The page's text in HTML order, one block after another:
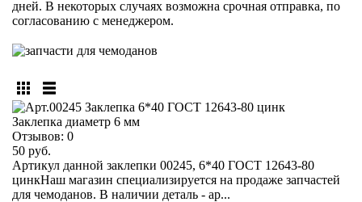
дней. В некоторых случаях возможна срочная отправка, по
согласованию с менеджером.
Заклепка диаметр 6 мм
Отзывов: 0
50 руб.
Артикул данной заклепки 00245, 6*40 ГОСТ 12643-80
цинкНаш магазин специализируется на продаже запчастей
для чемоданов. В наличии деталь - ар...